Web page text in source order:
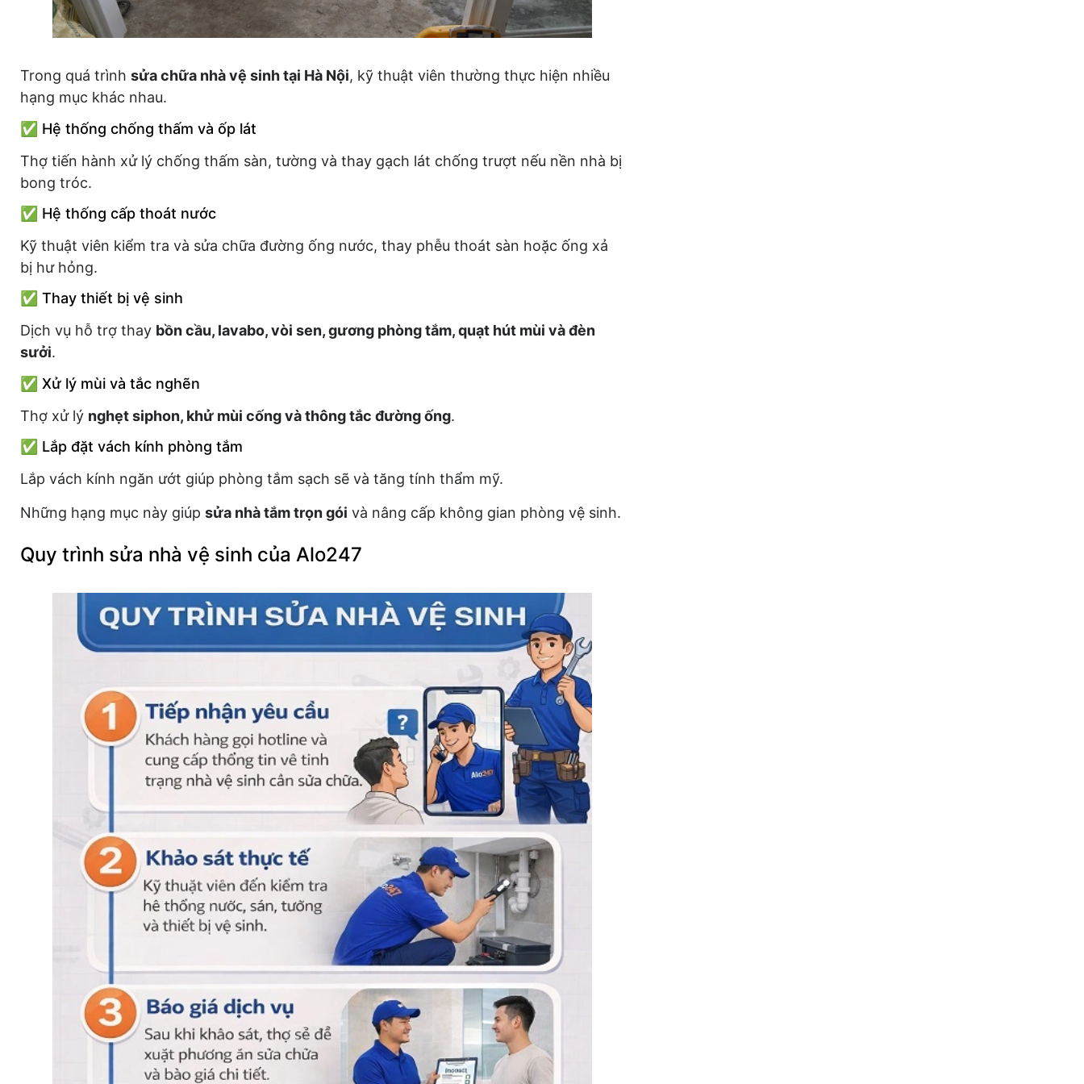
Trong quá trình sửa chữa nhà vệ sinh tại Hà Nội, kỹ thuật viên thường thực hiện nhiều
hạng mục khác nhau.
✅ Hệ thống chống thấm và ốp lát
Thợ tiến hành xử lý chống thấm sàn, tường và thay gạch lát chống trượt nếu nền nhà bị
bong tróc.
✅ Hệ thống cấp thoát nước
Kỹ thuật viên kiểm tra và sửa chữa đường ống nước, thay phễu thoát sàn hoặc ống xả
bị hư hỏng.
✅ Thay thiết bị vệ sinh
Dịch vụ hỗ trợ thay bồn cầu, lavabo, vòi sen, gương phòng tắm, quạt hút mùi và đèn
sưởi.
✅ Xử lý mùi và tắc nghẽn
Thợ xử lý nghẹt siphon, khử mùi cống và thông tắc đường ống.
✅ Lắp đặt vách kính phòng tắm
Lắp vách kính ngăn ướt giúp phòng tắm sạch sẽ và tăng tính thẩm mỹ.
Những hạng mục này giúp sửa nhà tắm trọn gói và nâng cấp không gian phòng vệ sinh.
Quy trình sửa nhà vệ sinh của Alo247